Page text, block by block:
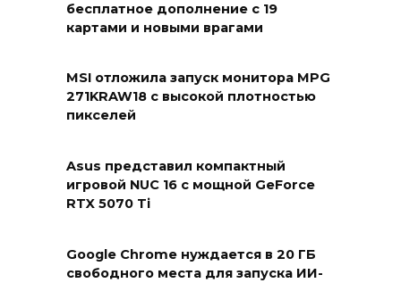
бесплатное дополнение с 19
картами и новыми врагами
MSI отложила запуск монитора MPG
271KRAW18 с высокой плотностью
пикселей
Asus представил компактный
игровой NUC 16 с мощной GeForce
RTX 5070 Ti
Google Chrome нуждается в 20 ГБ
свободного места для запуска ИИ-